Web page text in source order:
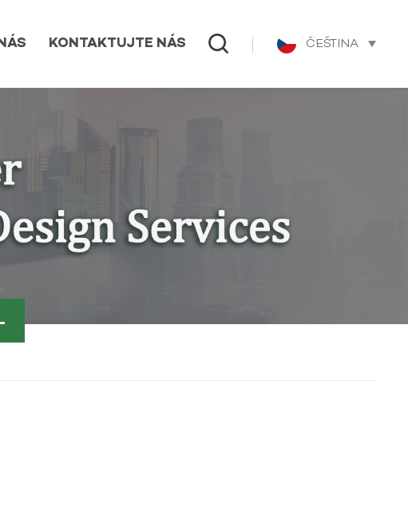
KONTAKTUJTE NÁS ČEŠTINA